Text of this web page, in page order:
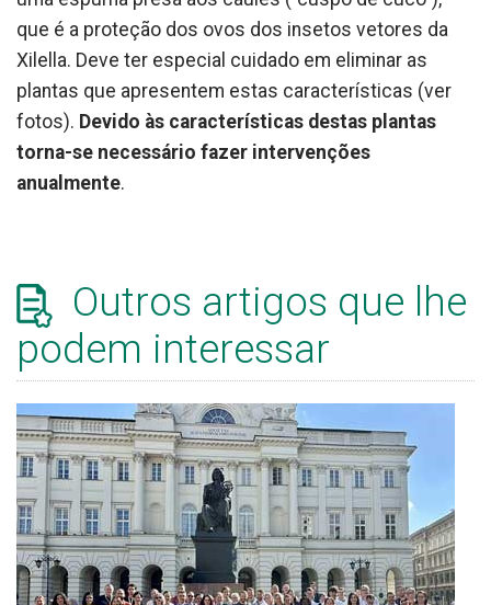
que é a proteção dos ovos dos insetos vetores da
Xilella. Deve ter especial cuidado em eliminar as
plantas que apresentem estas características (ver
fotos). Devido às características destas plantas
torna-se necessário fazer intervenções
anualmente.
Outros artigos que lhe
podem interessar